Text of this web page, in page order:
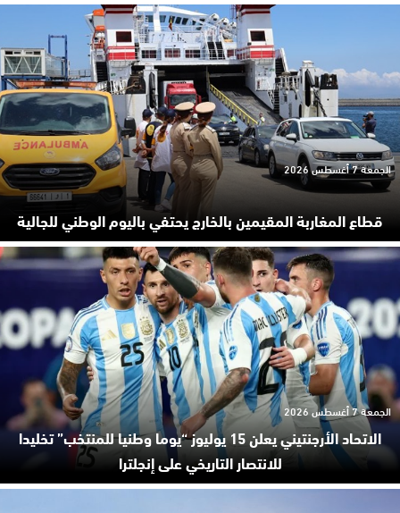
قطاع المغاربة المقيمين بالخارج يحتفي باليوم الوطني للجالية
الجمعة 7 أغسطس 2026
الاتحاد الأرجنتيني يعلن 15 يوليوز “يوما وطنيا للمنتخب” تخليدا
للانتصار التاريخي على إنجلترا
الجمعة 7 أغسطس 2026